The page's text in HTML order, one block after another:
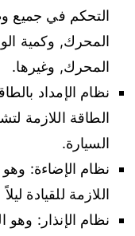
التحكم في جميع
المحرك, وكمية
المحرك, وغيرها.
نظام الإمداد
الطاقة اللازمة
السيارة.
نظام الإضاءة:
اللازمة للقيادة
نظام الإنذار: